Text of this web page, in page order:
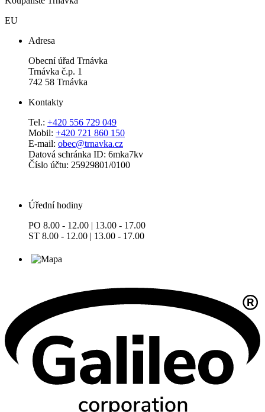
EU
Adresa
Obecní úřad Trnávka
Trnávka č.p. 1
742 58 Trnávka
Kontakty
Tel.: +420 556 729 049
Mobil: +420 721 860 150
E-mail: obec@trnavka.cz
Datová schránka ID: 6mka7kv
Číslo účtu: 25929801/0100
Úřední hodiny
PO 8.00 - 12.00 | 13.00 - 17.00
ST 8.00 - 12.00 | 13.00 - 17.00